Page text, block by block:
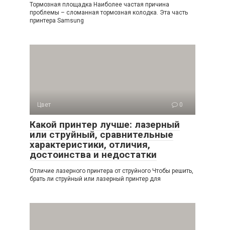
Тормозная площадка Наиболее частая причина
проблемы – сломанная тормозная колодка. Эта часть
принтера Samsung
Цвет 0
Какой принтер лучше: лазерный
или струйный, сравнительные
характеристики, отличия,
достоинства и недостатки
Отличие лазерного принтера от струйного Чтобы решить,
брать ли струйный или лазерный принтер для